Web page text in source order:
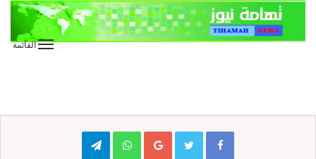
القائمة
Google+
WhatsApp
Telegram